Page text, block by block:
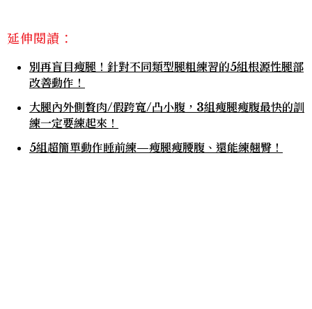
延伸閱讀：
別再盲目瘦腿！針對不同類型腿粗練習的5組根源性腿部
改善動作！
大腿內外側贅肉/假跨寬/凸小腹，3組瘦腿瘦腹最快的訓
練一定要練起來！
5組超簡單動作睡前練—瘦腿瘦腰腹、還能練翹臀！